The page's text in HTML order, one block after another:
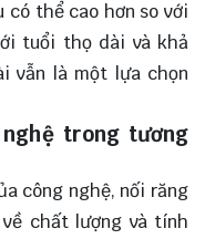
có thể cao hơn so với
tuổi thọ dài và khả
vẫn là một lựa chọn
trong tương
công nghệ, nối răng
chất lượng và tính